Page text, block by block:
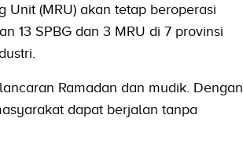
Unit (MRU) akan tetap beroperasi
13 SPBG dan 3 MRU di 7 provinsi
Ramadan dan mudik. Dengan
dapat berjalan tanpa